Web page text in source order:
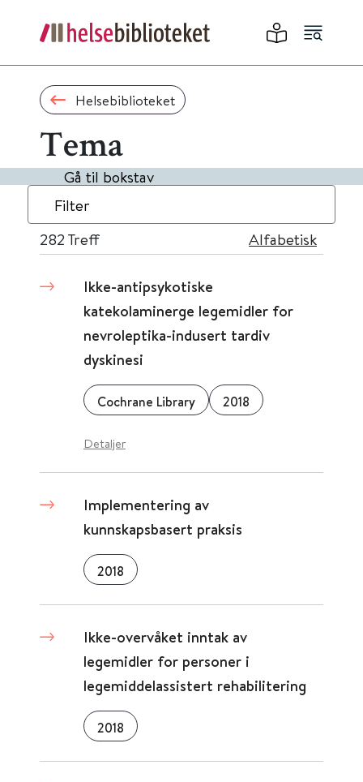
Helsebiblioteket
Tema
Gå til bokstav
Filter
282 Treff Alfabetisk
Ikke-antipsykotiske
katekolaminerge legemidler for
nevroleptika-indusert tardiv
dyskinesi
Cochrane Library 2018
Detaljer
Implementering av
kunnskapsbasert praksis
2018
Ikke-overvåket inntak av
legemidler for personer i
legemiddelassistert rehabilitering
2018